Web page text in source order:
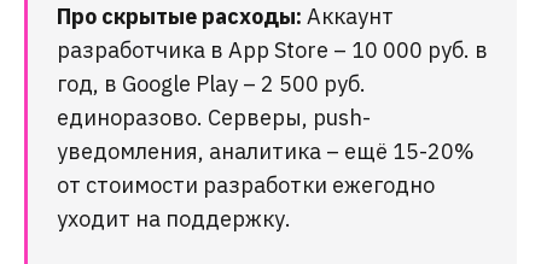
Про скрытые расходы: Аккаунт
разработчика в App Store – 10 000 руб. в
год, в Google Play – 2 500 руб.
единоразово. Серверы, push-
уведомления, аналитика – ещё 15-20%
от стоимости разработки ежегодно
уходит на поддержку.